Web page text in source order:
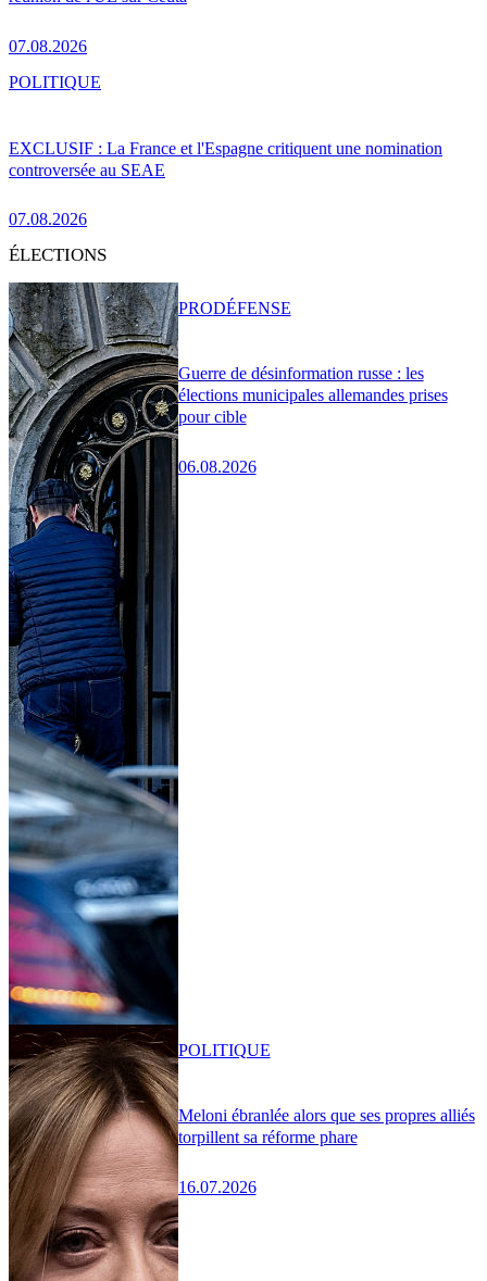
07.08.2026
EXCLUSIF : La France et l'Espagne critiquent une nomination
controversée au SEAE
07.08.2026
POLITIQUE
ÉLECTIONS
Guerre de désinformation russe : les
élections municipales allemandes prises
pour cible
06.08.2026
PRODÉFENSE
Meloni ébranlée alors que ses propres alliés
torpillent sa réforme phare
16.07.2026
POLITIQUE